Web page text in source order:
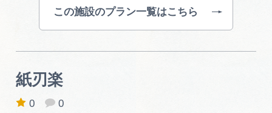
この施設のプラン一覧はこちら
紙刃楽
0 0